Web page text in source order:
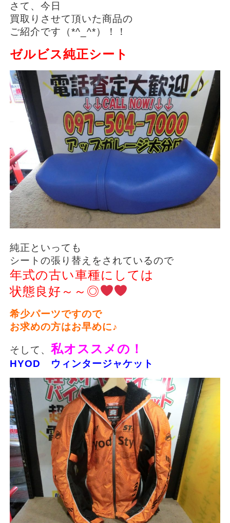
さて、今日
買取りさせて頂いた商品の
ご紹介です（*^_^*）！！
ゼルビス純正シート
純正といっても
シートの張り替えをされているので
年式の古い車種にしては
状態良好～～◎
希少パーツですので
お求めの方はお早めに♪
そして、 私オススメの！
HYOD ウィンタージャケット